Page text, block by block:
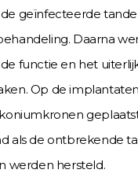
geïnfecteerde
Daarna
functie en het
Op de
als de ontbrekende
werden hersteld.